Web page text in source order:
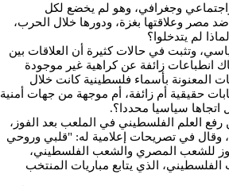
وجغرافي، وهو لم يخضع لكل
مصر وعلاقتها بغزة، ودورها خلال الحرب،
لم يتدخلوا؟
وتثبت في حالات كثيرة أن العلاقات بين
انطباعات زائفة عن كراهية غير موجودة
المعنونة بأسماء فلسطينية كانت خلال
حقيقية أم زائفة، أم موجهة من جهات أمنية
اتجاها سياسيا محددا؟.
العلم الفلسطيني في الملعب بعد الفوز،
وقال في تصريحات إعلامية له: "قلبي وروحي
للشعب المصري والشعب الفلسطيني،
الذي يتابع مباريات المنتخب